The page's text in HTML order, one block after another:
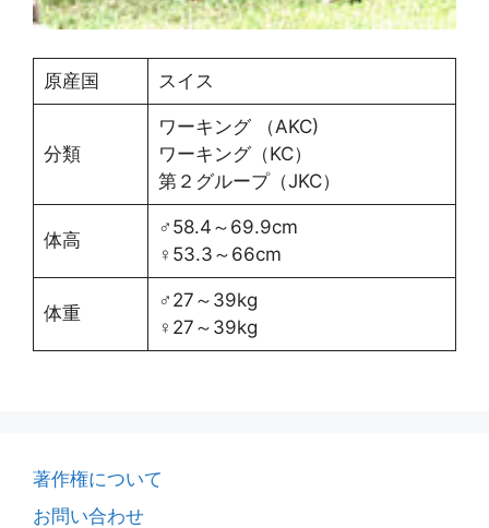
原産国 スイス
分類
ワーキング （AKC)
ワーキング（KC）
第２グループ（JKC）
体高
♂58.4～69.9cm
♀53.3～66cm
体重
♂27～39kg
♀27～39kg
著作権について
お問い合わせ